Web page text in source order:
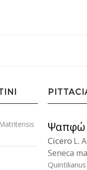
Ψαπφώ
Cicero L.
Seneca
Quintilianus